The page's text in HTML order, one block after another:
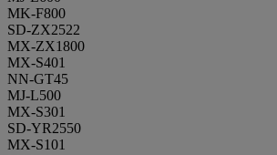
MK-F800
SD-ZX2522
MX-ZX1800
MX-S401
NN-GT45
MJ-L500
MX-S301
SD-YR2550
MX-S101